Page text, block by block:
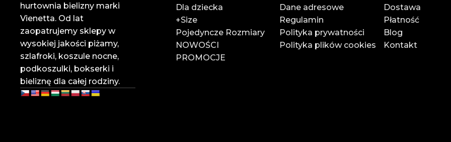
Zaufaj liderowi w branży hurtowej bielizny online.
Dołącz do naszych klientów i rozwijaj swój biznes z Vienettą!
Rzemieślnicza 35, Pasaż Zachodni 3, 95-030 Rzgów
785 828 318
vienettapolska@onet.pl
hurtownia bielizny marki
Vienetta. Od lat
zaopatrujemy sklepy w
wysokiej jakości piżamy,
szlafroki, koszule nocne,
podkoszulki, bokserki i
bieliznę dla całej rodziny.
Dla dziecka
+Size
Pojedyncze Rozmiary
NOWOŚCI
PROMOCJE
Dane adresowe
Regulamin
Polityka prywatności
Polityka plików cookies
Dostawa
Płatność
Blog
Kontakt